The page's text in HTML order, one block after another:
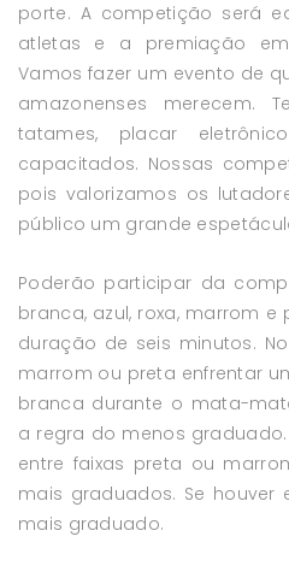
porte. A competição será
atletas e a premiação
Vamos fazer um evento de
amazonenses merecem.
tatames, placar
capacitados. Nossas
pois valorizamos os
público um grande
Poderão participar da
branca, azul, roxa, marrom
duração de seis minutos.
marrom ou preta enfrentar
branca durante o mata-
a regra do menos
entre faixas preta ou
mais graduados. Se
mais graduado.